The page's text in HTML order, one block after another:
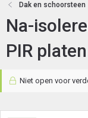
Dak en schoorsteen
Na-
PIR platen
Niet open voor